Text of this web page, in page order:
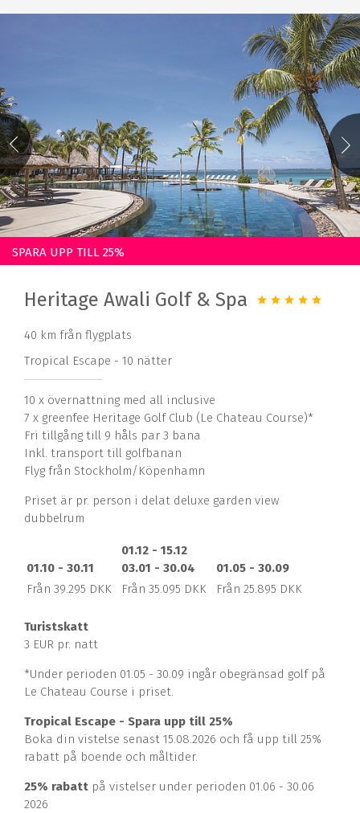
SPARA UPP TILL 25%
Heritage Awali Golf & Spa
40 km från flygplats
Tropical Escape - 10 nätter
10 x övernattning med all inclusive
7 x greenfee Heritage Golf Club (Le Chateau Course)*
Fri tillgång till 9 håls par 3 bana
Inkl. transport till golfbanan
Flyg från Stockholm/Köpenhamn
Priset är pr. person i delat deluxe garden view
dubbelrum
01.10 - 30.11
01.12 - 15.12
03.01 - 30.04
01.05 - 30.09
Från 39.295 DKK
Från 35.095 DKK Från 25.895 DKK
Turistskatt
3 EUR pr. natt
*Under perioden 01.05 - 30.09 ingår obegränsad golf på
Le Chateau Course i priset.
Tropical Escape - Spara upp till 25%
Boka din vistelse senast 15.08.2026 och få upp till 25%
rabatt på boende och måltider.
25% rabatt på vistelser under perioden 01.06 - 30.06
2026